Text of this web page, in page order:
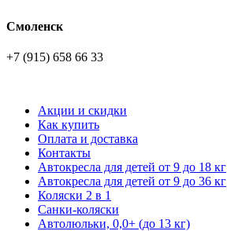
Смоленск
+7 (915) 658 66 33
Акции и скидки
Как купить
Оплата и доставка
Контакты
Автокресла для детей от 9 до 18 кг
Автокресла для детей от 9 до 36 кг
Коляски 2 в 1
Санки-коляски
Автолюльки, 0,0+ (до 13 кг)